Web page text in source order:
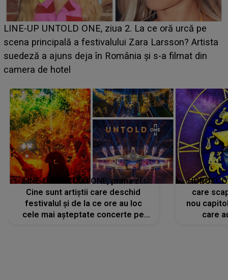
Ce a dezvăluit noua concurentă din "Casa Iubirii" l-a
luat prin surprindere pe Emanuel. CINE ESTE
BĂIATUL VIZAT de Alexandra?! Aflându-se în fața
faptului împlinit, A RECUNOSCUT IMEDIAT: "Am
LINE-UP UNTOLD ONE, prima zi.
Cine sunt artiștii care deschid
festivalul și de la ce ore au loc
cele mai așteptate concerte pe
care
nou
care